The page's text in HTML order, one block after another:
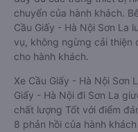
chuyển của hành khách.
Cầu Giấy - Hà Nội Sơn La
vụ, không ngừng cải thiện
cho hành khách.
Xe Cầu Giấy - Hà Nội Sơn
Giấy - Hà Nội đi Sơn La
chất lượng Tốt với điểm
8 phản hồi của hành